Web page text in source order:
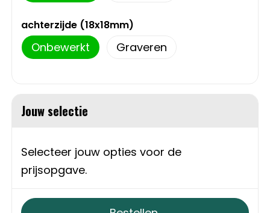
Reistassensets
Rugzakken
Sporttassen
Strandtassen
Toilettassen
Waterbestendige tassen
achterzijde (18x18mm)
Onbewerkt Graveren
Jouw selectie
Selecteer jouw opties voor de
prijsopgave.